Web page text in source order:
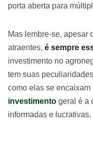
porta aberta para
Mas lembre-se, apesar
atraentes, é sempre
investimento no
tem suas
como elas se encaixam
investimento geral é a
informadas e lucrativas.